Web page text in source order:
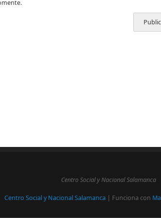
Centro Social y Nacional Salamanca
Centro Social y Nacional Salamanca | Funciona con